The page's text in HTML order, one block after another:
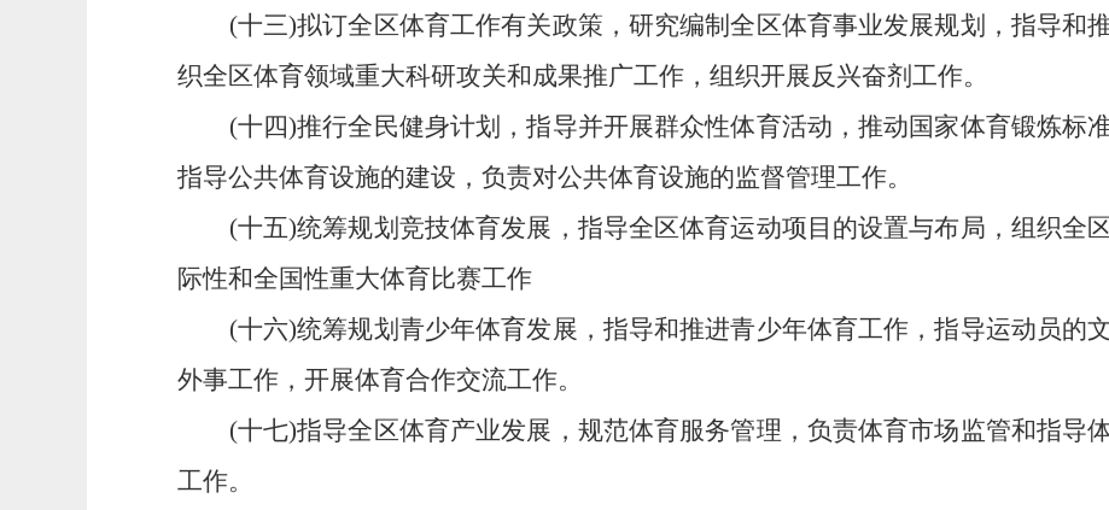
(十三)拟订全区体育工作有关政策，研究编制全区体育事业发展规划，指导和
织全区体育领域重大科研攻关和成果推广工作，组织开展反兴奋剂工作。
(十四)推行全民健身计划，指导并开展群众性体育活动，推动国家体育锻炼标
指导公共体育设施的建设，负责对公共体育设施的监督管理工作。
(十五)统筹规划竞技体育发展，指导全区体育运动项目的设置与布局，组织全
际性和全国性重大体育比赛工作
(十六)统筹规划青少年体育发展，指导和推进青少年体育工作，指导运动员的
外事工作，开展体育合作交流工作。
(十七)指导全区体育产业发展，规范体育服务管理，负责体育市场监管和指导
工作。